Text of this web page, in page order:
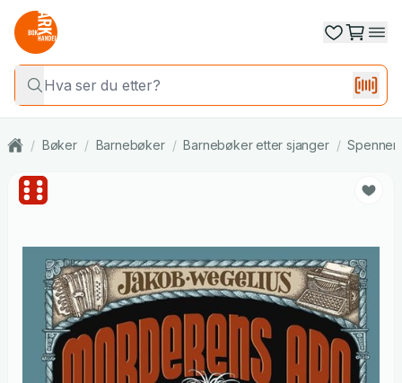
/ Bøker / Barnebøker / Barnebøker etter sjanger /